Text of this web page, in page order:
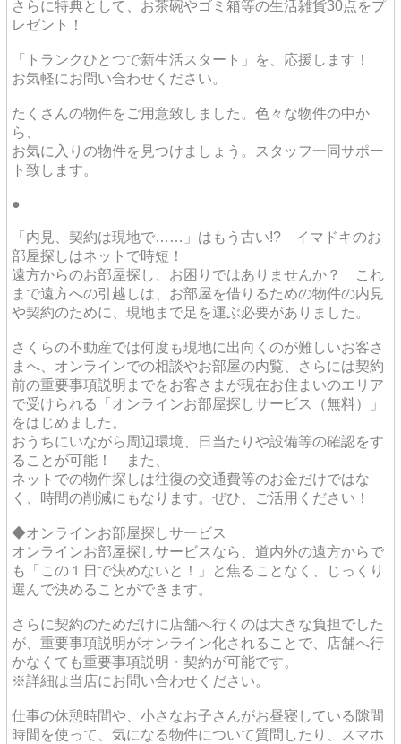
さらに特典として、お茶碗やゴミ箱等の生活雑貨30点をプ
レゼント！
「トランクひとつで新生活スタート」を、応援します！
お気軽にお問い合わせください。
たくさんの物件をご用意致しました。色々な物件の中か
ら、
お気に入りの物件を見つけましょう。スタッフ一同サポー
ト致します。
●
「内見、契約は現地で……」はもう古い!? イマドキのお
部屋探しはネットで時短！
遠方からのお部屋探し、お困りではありませんか？ これ
まで遠方への引越しは、お部屋を借りるための物件の内見
や契約のために、現地まで足を運ぶ必要がありました。
さくらの不動産では何度も現地に出向くのが難しいお客さ
まへ、オンラインでの相談やお部屋の内覧、さらには契約
前の重要事項説明までをお客さまが現在お住まいのエリア
で受けられる「オンラインお部屋探しサービス（無料）」
をはじめました。
おうちにいながら周辺環境、日当たりや設備等の確認をす
ることが可能！ また、
ネットでの物件探しは往復の交通費等のお金だけではな
く、時間の削減にもなります。ぜひ、ご活用ください！
◆オンラインお部屋探しサービス
オンラインお部屋探しサービスなら、道内外の遠方からで
も「この１日で決めないと！」と焦ることなく、じっくり
選んで決めることができます。
さらに契約のためだけに店舗へ行くのは大きな負担でした
が、重要事項説明がオンライン化されることで、店舗へ行
かなくても重要事項説明・契約が可能です。
※詳細は当店にお問い合わせください。
仕事の休憩時間や、小さなお子さんがお昼寝している隙間
時間を使って、気になる物件について質問したり、スマホ